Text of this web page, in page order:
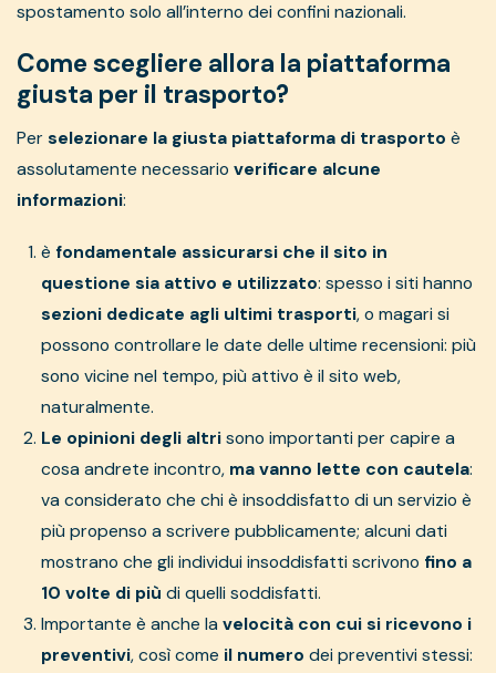
spostamento solo all’interno dei confini nazionali.
Come scegliere allora la piattaforma
giusta per il trasporto?
Per selezionare la giusta piattaforma di trasporto è
assolutamente necessario verificare alcune
informazioni:
èfondamentale assicurarsi che il sito in
questione sia attivo e utilizzato: spesso i siti hanno
sezioni dedicate agli ultimi trasporti, o magari si
possono controllare le date delle ultime recensioni: più
sono vicine nel tempo, più attivo è il sito web,
naturalmente.
Le opinioni degli altrisono importanti per capire a
cosa andrete incontro, ma vanno lette con cautela:
va considerato che chi è insoddisfatto di un servizio è
più propenso a scrivere pubblicamente; alcuni dati
mostrano che gli individui insoddisfatti scrivono fino a
10 volte di più di quelli soddisfatti.
Importante è anche lavelocità con cui si ricevono i
preventivi, così come il numero dei preventivi stessi: